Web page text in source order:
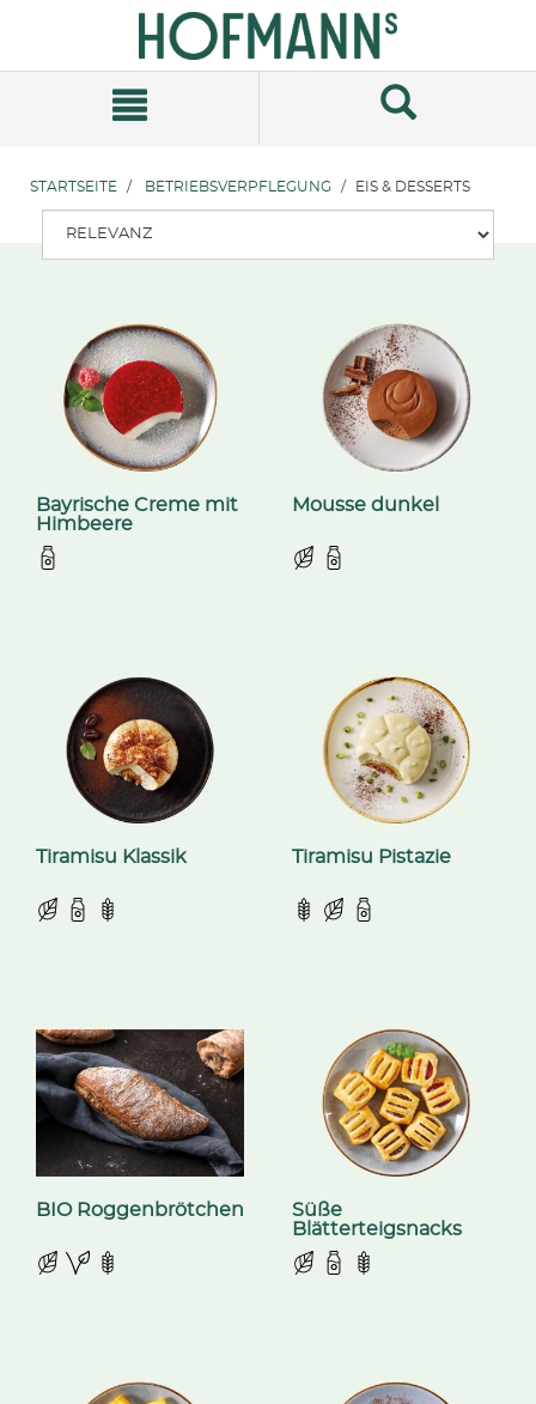
Navigationsmenü
STARTSEITE BETRIEBSVERPFLEGUNG EIS & DESSERTS
Bayrische Creme mit
Himbeere
Mousse dunkel
Tiramisu Klassik Tiramisu Pistazie
BIO Roggenbrötchen
Süße
Blätterteigsnacks